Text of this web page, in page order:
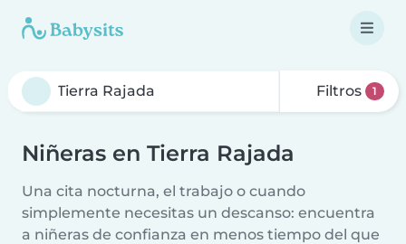
Filtros 1
Niñeras en Tierra Rajada
Una cita nocturna, el trabajo o cuando
simplemente necesitas un descanso: encuentra
a niñeras de confianza en menos tiempo del que